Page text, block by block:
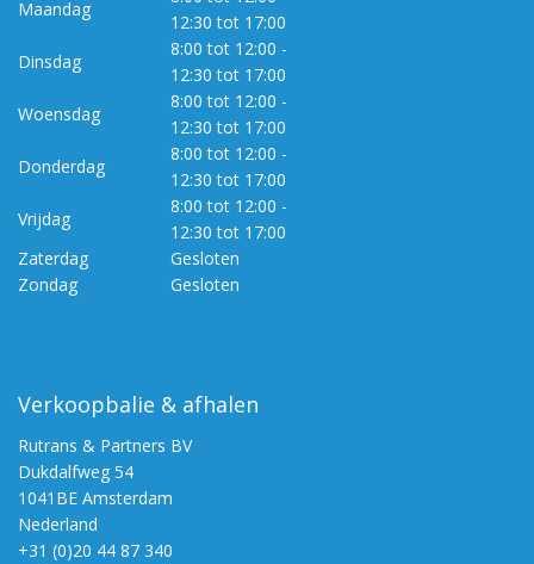
Maandag
12:30 tot 17:00
Dinsdag
8:00 tot 12:00 -
12:30 tot 17:00
Woensdag
8:00 tot 12:00 -
12:30 tot 17:00
Donderdag
8:00 tot 12:00 -
12:30 tot 17:00
Vrijdag
8:00 tot 12:00 -
12:30 tot 17:00
Zaterdag
Gesloten
Zondag
Gesloten
Verkoopbalie & afhalen
Rutrans & Partners BV
Dukdalfweg 54
1041BE Amsterdam
Nederland
+31 (0)20 44 87 340